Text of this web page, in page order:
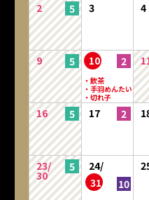
2 3 4
9 10
16 17
23/
30
24/
31